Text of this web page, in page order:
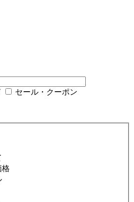
セール・クーポン
格